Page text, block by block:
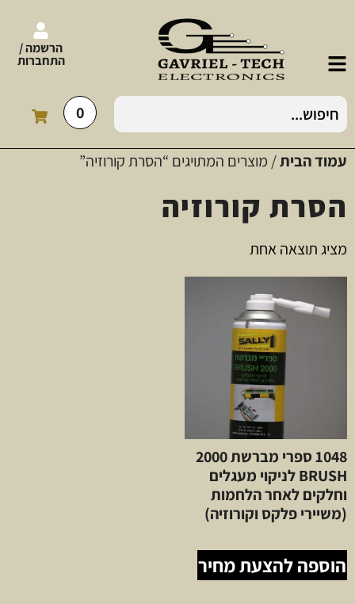
הרשמה /
התחברות
0
עמוד הבית/ מוצרים המתויגים “הסרת קורוזיה”
הסרת קורוזיה
מציג תוצאה אחת
1048 ספרי מברשת 2000
BRUSH לניקוי מעגלים
וחלקים לאחר הלחמות
(משיירי פלקס וקורוזיה)
הוספה להצעת מחיר